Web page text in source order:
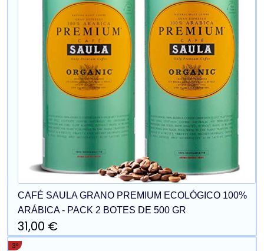
CAFÉ SAULA GRANO PREMIUM ECOLÓGICO 100%
ARÁBICA - PACK 2 BOTES DE 500 GR
31,00 €
3º